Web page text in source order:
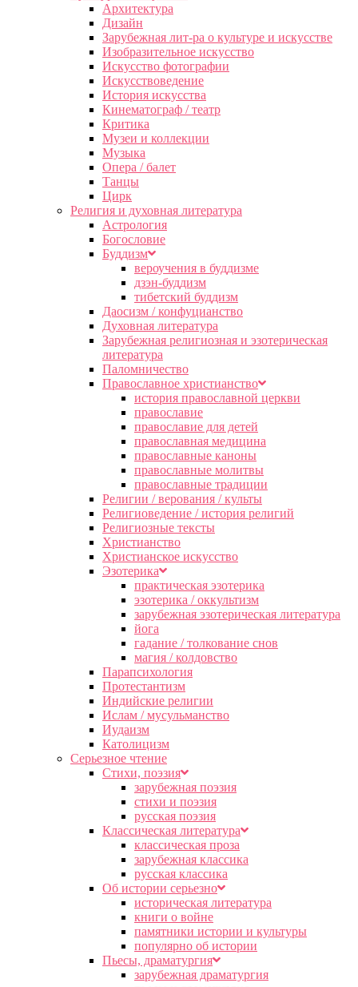
Архитектура
Дизайн
Зарубежная лит-ра о культуре и искусстве
Изобразительное искусство
Искусство фотографии
Искусствоведение
История искусства
Кинематограф / театр
Критика
Музеи и коллекции
Музыка
Опера / балет
Танцы
Цирк
Религия и духовная литература
Астрология
Богословие
Буддизм
вероучения в буддизме
дзэн-буддизм
тибетский буддизм
Даосизм / конфуцианство
Духовная литература
Зарубежная религиозная и эзотерическая
литература
Паломничество
Православное христианство
история православной церкви
православие
православие для детей
православная медицина
православные каноны
православные молитвы
православные традиции
Религии / верования / культы
Религиоведение / история религий
Религиозные тексты
Христианство
Христианское искусство
Эзотерика
практическая эзотерика
эзотерика / оккультизм
зарубежная эзотерическая литература
йога
гадание / толкование снов
магия / колдовство
Парапсихология
Протестантизм
Индийские религии
Ислам / мусульманство
Иудаизм
Католицизм
Серьезное чтение
Cтихи, поэзия
зарубежная поэзия
стихи и поэзия
русская поэзия
Классическая литература
классическая проза
зарубежная классика
русская классика
Об истории серьезно
историческая литература
книги о войне
памятники истории и культуры
популярно об истории
Пьесы, драматургия
зарубежная драматургия